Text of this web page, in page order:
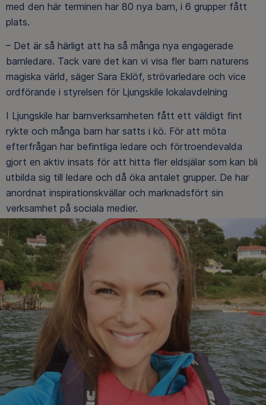
med den här terminen har 80 nya barn, i 6 grupper fått
plats.
– Det är så härligt att ha så många nya engagerade
barnledare. Tack vare det kan vi visa fler barn naturens
magiska värld, säger Sara Eklöf, strövarledare och vice
ordförande i styrelsen för Ljungskile lokalavdelning
I Ljungskile har barnverksamheten fått ett väldigt fint
rykte och många barn har satts i kö. För att möta
efterfrågan har befintliga ledare och förtroendevalda
gjort en aktiv insats för att hitta fler eldsjälar som kan bli
utbilda sig till ledare och då öka antalet grupper. De har
anordnat inspirationskvällar och marknadsfört sin
verksamhet på sociala medier.